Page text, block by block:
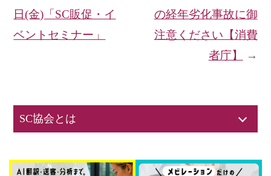
の経年劣化事故に御
注意ください【消費
者庁】
→
日(金)「SC販促・イ
ベントセミナー」
SC協会とは